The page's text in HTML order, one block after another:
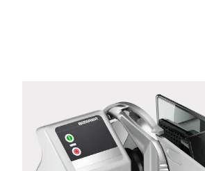
Poštové smerovacie číslo *